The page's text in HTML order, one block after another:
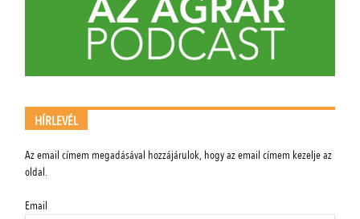
HÍRLEVÉL
Az email címem megadásával hozzájárulok, hogy az email címem kezelje az
oldal.
Email